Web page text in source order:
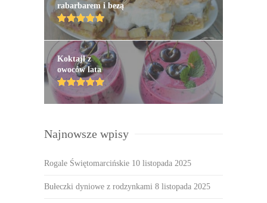
rabarbarem i bezą
Koktajl z
owoców lata
Najnowsze wpisy
Rogale Świętomarcińskie 10 listopada 2025
Bułeczki dyniowe z rodzynkami 8 listopada 2025